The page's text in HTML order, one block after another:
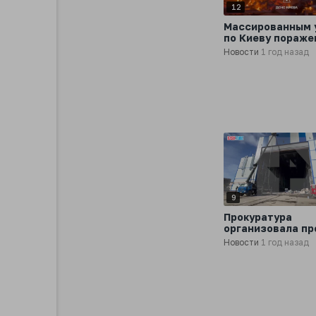
12
Массированным
по Киеву
промышленные и
другие объекты
Новости 1 год назад
9
Прокуратура
организовала
по факту пожара
Онежском
Новости 1 год назад